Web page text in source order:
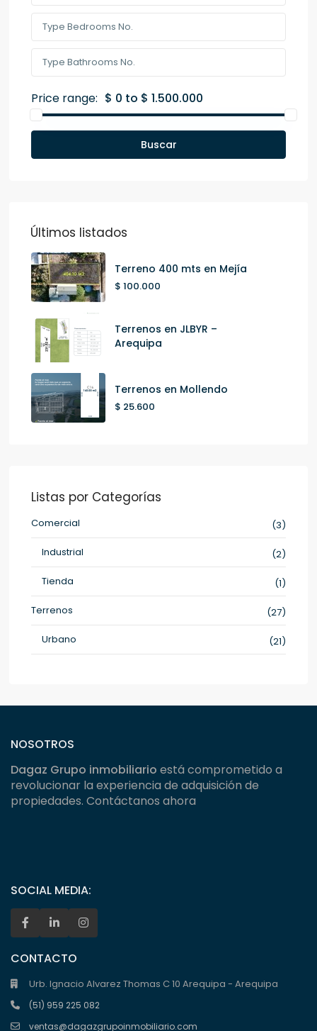
Price range: $ 0 to $ 1.500.000
Buscar
Últimos listados
Terreno 400 mts en Mejía
$ 100.000
Terrenos en JLBYR –
Arequipa
Terrenos en Mollendo
$ 25.600
Listas por Categorías
Comercial
(3)
Industrial
(2)
Tienda
(1)
Terrenos
(27)
Urbano
(21)
NOSOTROS
Dagaz Grupo inmobiliario está comprometido a
revolucionar la experiencia de adquisición de
propiedades. Contáctanos ahora
SOCIAL MEDIA:
CONTACTO
Urb. Ignacio Alvarez Thomas C 10 Arequipa - Arequipa
(51) 959 225 082
ventas@dagazgrupoinmobiliario.com